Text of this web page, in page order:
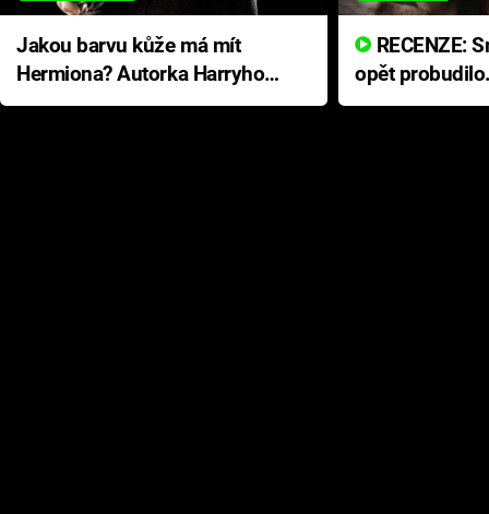
Jakou barvu kůže má mít
Hermiona? Autorka Harryho
Pottera přišla s ráznou
opět
přichází s